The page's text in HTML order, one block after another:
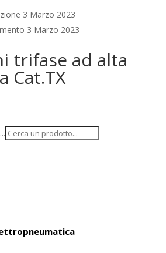
3 Marzo 2023
3 Marzo 2023
trifase ad alta
Cat.TX